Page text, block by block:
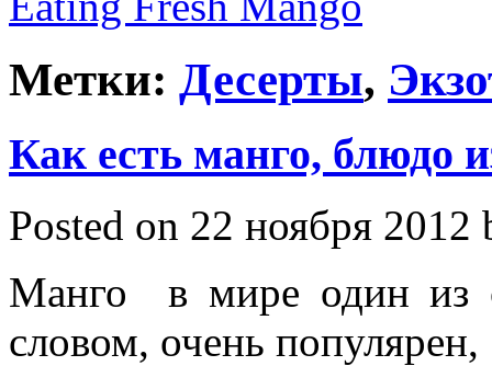
Метки: Десерты,
Как есть манго, блюдо
Posted on 22 ноября 2012
Манго в мире один из
словом, очень